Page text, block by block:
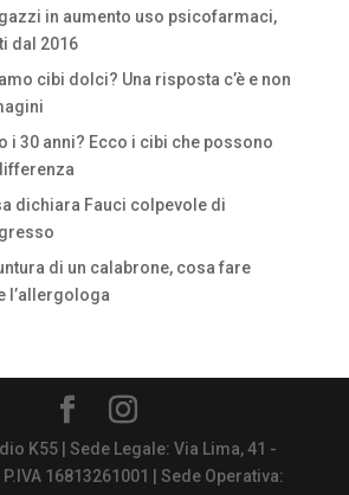
in aumento uso psicofarmaci,
dal 2016
cibi dolci? Una risposta c’è e non
i 30 anni? Ecco i cibi che possono
dichiara Fauci colpevole di
di un calabrone, cosa fare
l’allergologa
K55 | Sede Legale: Via Lima, 41 -
16813261001 | Sede Operativa: